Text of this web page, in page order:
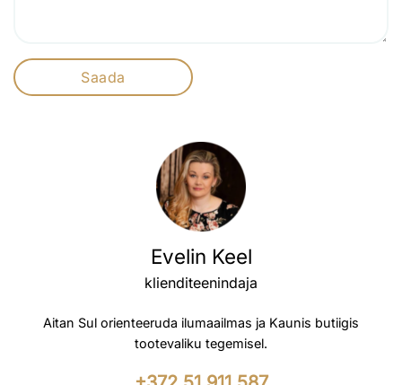
Evelin Keel
klienditeenindaja
Aitan Sul orienteeruda ilumaailmas ja Kaunis butiigis
tootevaliku tegemisel.